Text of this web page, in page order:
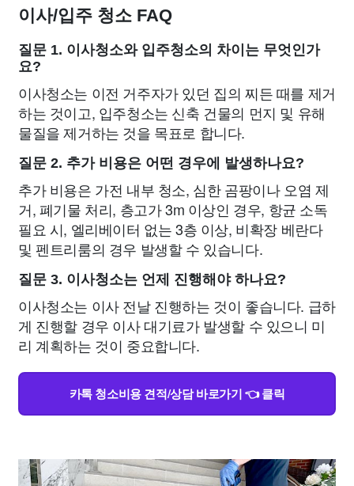
이사/입주 청소 FAQ
질문 1. 이사청소와 입주청소의 차이는 무엇인가
요?
이사청소는 이전 거주자가 있던 집의 찌든 때를 제거
하는 것이고, 입주청소는 신축 건물의 먼지 및 유해
물질을 제거하는 것을 목표로 합니다.
질문 2. 추가 비용은 어떤 경우에 발생하나요?
추가 비용은 가전 내부 청소, 심한 곰팡이나 오염 제
거, 폐기물 처리, 층고가 3m 이상인 경우, 항균 소독
필요 시, 엘리베이터 없는 3층 이상, 비확장 베란다
및 펜트리룸의 경우 발생할 수 있습니다.
질문 3. 이사청소는 언제 진행해야 하나요?
이사청소는 이사 전날 진행하는 것이 좋습니다. 급하
게 진행할 경우 이사 대기료가 발생할 수 있으니 미
리 계획하는 것이 중요합니다.
카톡 청소비용 견적/상담 바로가기 👈 클릭